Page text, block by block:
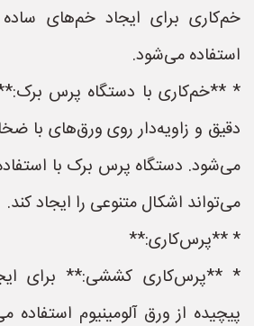
خم‌کاری برای ایجاد خم‌های
استفاده می‌شود.
* **خم‌کاری با دستگاه پرس
دقیق و زاویه‌دار روی ورق‌های با
می‌شود. دستگاه پرس برک با
می‌تواند اشکال متنوعی را ایجاد کند.
* **پرس‌کاری:**
* **پرس‌کاری کششی:** برای
پیچیده از ورق آلومینیوم